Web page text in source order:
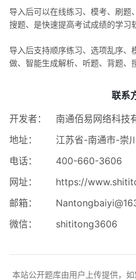
导入后可以在线练习、模考、刷题
搜题、是快速提高考试成绩的学习
导入后支持顺序练习、选项乱序、
做、智能生成解析、听题、背题、
联系
开发者：
南通佰易网络科技
地址：
江苏省-南通市-崇
电话：
400-660-3606
网址：
https://
邮箱：
微信：
shititong3606
本站公开题库由用户上传提供，